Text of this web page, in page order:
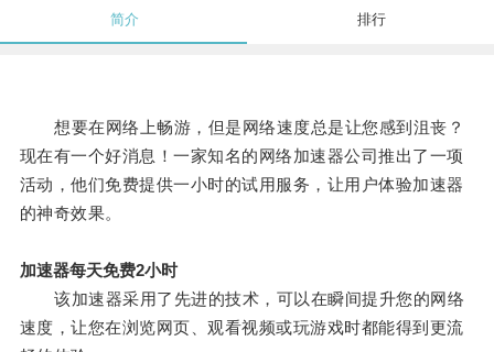
简介 排行
想要在网络上畅游，但是网络速度总是让您感到沮丧？
现在有一个好消息！一家知名的网络加速器公司推出了一项
活动，他们免费提供一小时的试用服务，让用户体验加速器
的神奇效果。
加速器每天免费2小时
该加速器采用了先进的技术，可以在瞬间提升您的网络
速度，让您在浏览网页、观看视频或玩游戏时都能得到更流